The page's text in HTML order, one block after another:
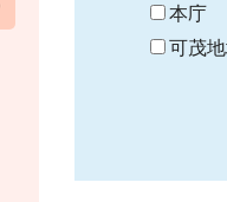
ま
り
本庁
可茂